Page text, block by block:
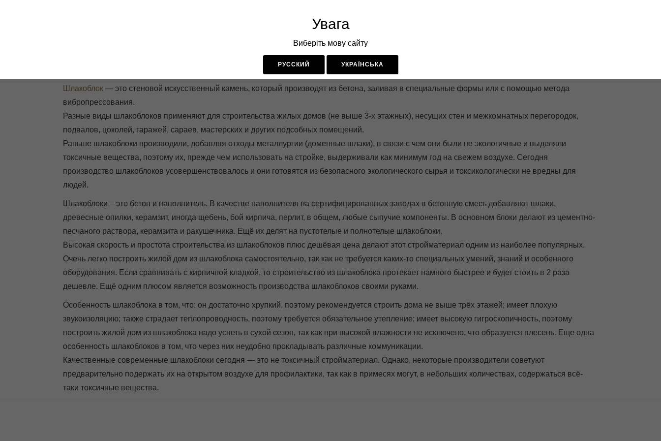
Жилой дом из шлакоблока
Шлакоблок — это стеновой искусственный камень, который производят из бетона, заливая в специальные формы или с помощью метода
вибропрессования.
Разные виды шлакоблоков применяют для строительства жилых домов (не выше 3-х этажных), несущих стен и межкомнатных перегородок,
подвалов, цоколей, гаражей, сараев, мастерских и других подсобных помещений.
Раньше шлакоблоки производили, добавляя отходы металлургии (доменные шлаки), в связи с чем они были не экологичные и выделяли
токсичные вещества, поэтому их, прежде чем использовать на стройке, выдерживали как минимум год на свежем воздухе. Сегодня
производство шлакоблоков усовершенствовалось и они готовятся из безопасного экологического сырья и токсикологически не вредны для
людей.
Шлакоблоки – это бетон и наполнитель. В качестве наполнителя на сертифицированных заводах в бетонную смесь добавляют шлаки,
древесные опилки, керамзит, иногда щебень, бой кирпича, перлит, в общем, любые сыпучие компоненты. В основном блоки делают из цементно-
песчаного раствора, керамзита и ракушечника. Ещё их делят на пустотелые и полнотелые шлакоблоки.
Высокая скорость и простота строительства из шлакоблоков плюс дешёвая цена делают этот стройматериал одним из наиболее популярных.
Очень легко построить жилой дом из шлакоблока самостоятельно, так как не требуется каких-то специальных умений, знаний и особенного
оборудования. Если сравнивать с кирпичной кладкой, то строительство из шлакоблока протекает намного быстрее и будет стоить в 2 раза
дешевле. Ещё одним плюсом является возможность производства шлакоблоков своими руками.
Особенность шлакоблока в том, что: он достаточно хрупкий, поэтому рекомендуется строить дома не выше трёх этажей; имеет плохую
звукоизоляцию; также страдает теплопроводность, поэтому требуется обязательное утепление; имеет высокую гигроскопичность, поэтому
построить жилой дом из шлакоблока надо успеть в сухой сезон, так как при высокой влажности не исключено, что образуется плесень. Еще одна
особенность шлакоблоков в том, что через них неудобно прокладывать различные коммуникации.
Качественные современные шлакоблоки сегодня — это не токсичный стройматериал. Однако, некоторые производители советуют
предварительно подержать их на открытом воздухе для профилактики, так как в примесях могут, в небольших количествах, содержаться всё-
таки токсичные вещества.
Увага
Виберіть мову сайту
РУССКИЙ УКРАЇНСЬКА